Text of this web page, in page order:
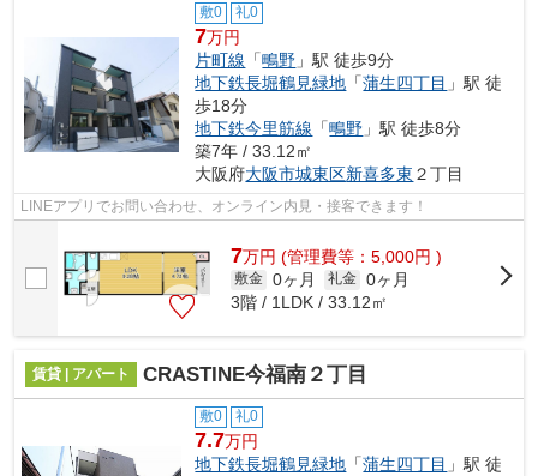
敷0 礼0
7万円
片町線 「鴫野 」駅 徒歩9分
地下鉄長堀鶴見緑地 「蒲生四丁目 」駅 徒
歩18分
地下鉄今里筋線 「鴫野 」駅 徒歩8分
築7年 / 33.12㎡
大阪府大阪市城東区新喜多東 ２丁目
LINEアプリでお問い合わせ、オンライン内見・接客できます！
7万円 (管理費等：5,000円 )
敷金 0ヶ月 礼金 0ヶ月
3階 / 1LDK / 33.12㎡
賃貸 | アパート CRASTINE今福南２丁目
敷0 礼0
7.7万円
地下鉄長堀鶴見緑地 「蒲生四丁目 」駅 徒